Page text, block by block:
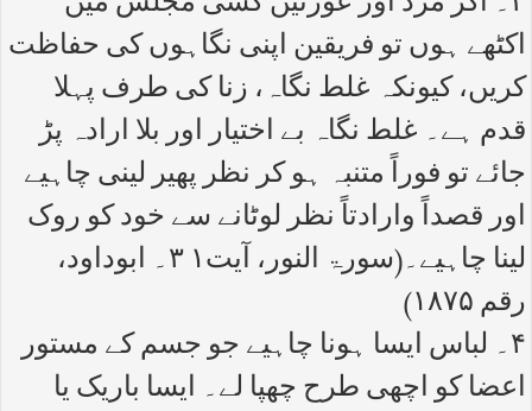
اکٹھے ہوں تو فریقین اپنی نگاہوں کی حفاظت
کریں، کیونکہ غلط نگاہ، زنا کی طرف پہلا
قدم ہے۔ غلط نگاہ بے اختیار اور بلا ارادہ پڑ
جائے تو فوراً متنبہ ہو کر نظر پھیر لینی چاہیے
اور قصداً وارادتاً نظر لوٹانے سے خود کو روک
لینا چاہیے۔(سورۃ النور، آیت۱ ۳۔ ابوداود،
رقم ۱۸۷۵)
۴۔ لباس ایسا ہونا چاہیے جو جسم کے مستور
اعضا کو اچھی طرح چھپا لے۔ ایسا باریک یا